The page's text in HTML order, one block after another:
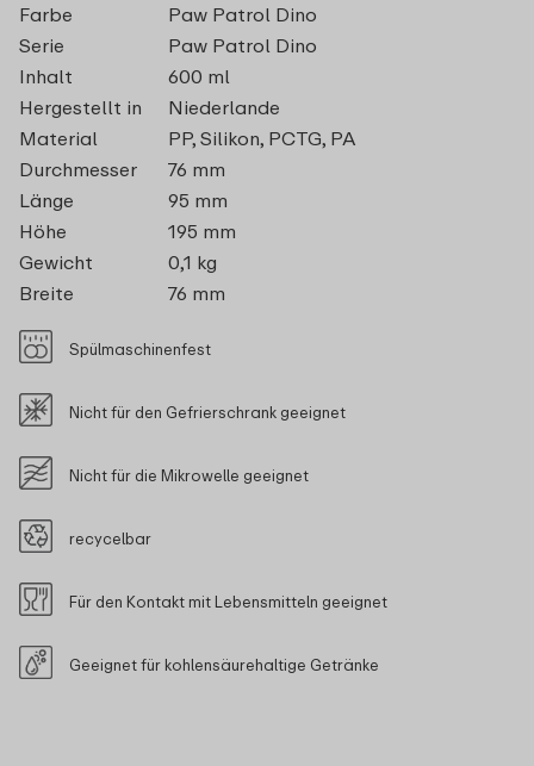
Farbe
Paw Patrol Dino
Serie
Paw Patrol Dino
Inhalt
600 ml
Hergestellt in
Niederlande
Material
PP, Silikon, PCTG, PA
Durchmesser
76 mm
Länge
95 mm
Höhe
195 mm
Gewicht
0,1 kg
Breite
76 mm
Spülmaschinenfest
Nicht für den Gefrierschrank geeignet
Nicht für die Mikrowelle geeignet
recycelbar
Für den Kontakt mit Lebensmitteln geeignet
Geeignet für kohlensäurehaltige Getränke